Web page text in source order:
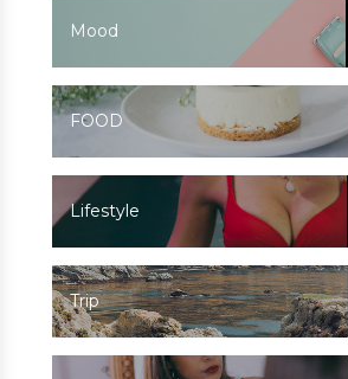
Mood
FOOD
Lifestyle
Trip